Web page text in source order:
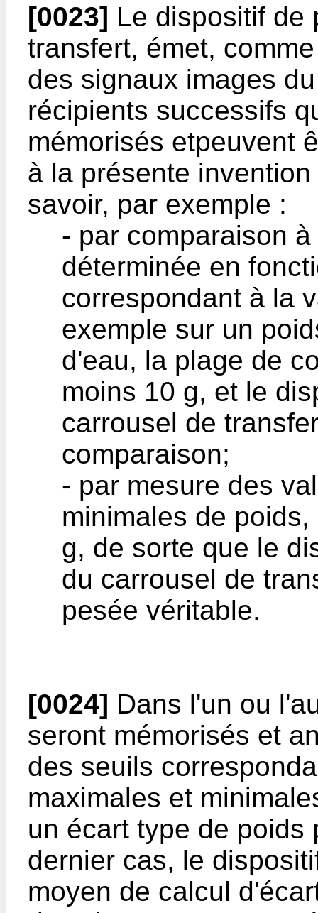
[0023] Le dispositif de
transfert, émet,
des signaux images
récipients successifs
mémorisés etpeuvent
à la présente
savoir, par exemple :
- par comparaison
déterminée en
correspondant à la
exemple sur un
d'eau, la plage de
moins 10 g, et le
carrousel de
comparaison;
- par mesure des
minimales de
g, de sorte que le
du carrousel de
pesée véritable.
[0024] Dans l'un ou
seront mémorisés et
des seuils
maximales et
un écart type de poids
dernier cas, le
moyen de calcul